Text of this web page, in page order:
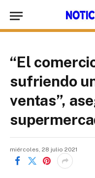
“El
sufriendo
ventas”,
miércoles, 28 julio 2021